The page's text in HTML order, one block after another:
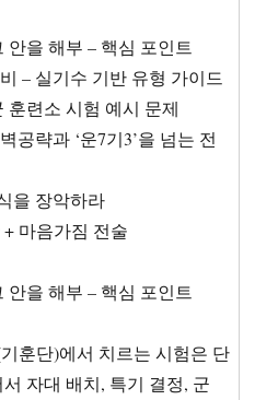
안을 해부 – 핵심 포인트
– 실기수 기반 유형 가이드
훈련소 시험 예시 문제
공략과 ‘운7기3’을 넘는 전
을 장악하라
마음가짐 전술
안을 해부 – 핵심 포인트
훈단)에서 치르는 시험은 단
자대 배치, 특기 결정, 군